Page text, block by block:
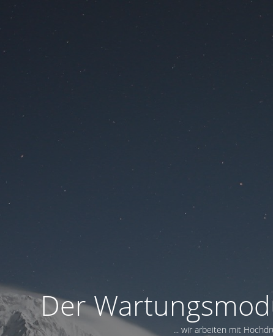
Der
... wir arbeiten mit